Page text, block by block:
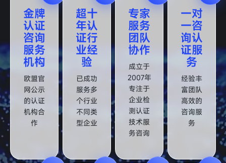
金牌
认证
咨询
服务
机构
欧盟官
网公示
的认证
机构合
作
超十
年认
证行
业经
验
已成功
服务多
个行业
不同类
型企业
专家
服务
团队
协作
成立于
2007年
专注于
企业检
测认证
技术服
务咨询
一对
一咨
询认
证服
务
经验丰
富团队
高效的
咨询服
务